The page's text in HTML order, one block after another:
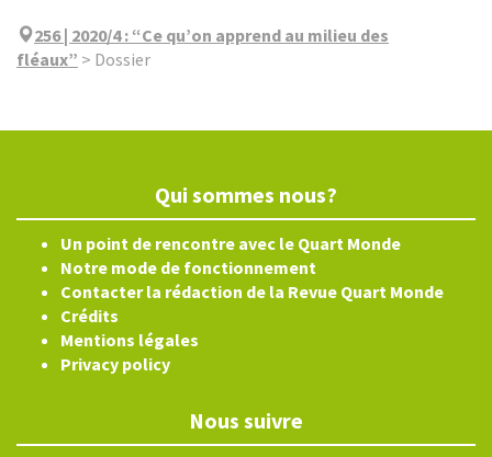
256 | 2020/4: “Ce qu’on apprend au milieu des
fléaux” > Dossier
Qui sommes nous?
Un point de rencontre avec le Quart Monde
Notre mode de fonctionnement
Contacter la rédaction de la Revue Quart Monde
Crédits
Mentions légales
Privacy policy
Nous suivre